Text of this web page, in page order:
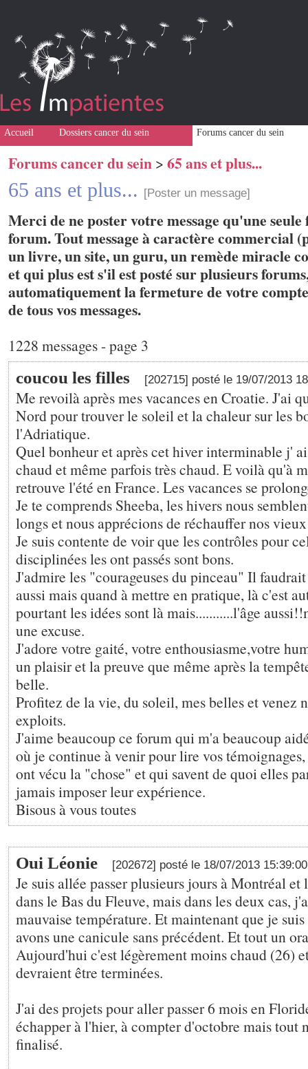
Accueil Dossiers cancer du sein Forums cancer du sein
Forums cancer du sein > 65 ans et plus...
65 ans et plus... [Poster un message]
Merci de ne poster votre message qu'une seule
forum. Tout message à caractère commercial
un livre, un site, un guru, un remède miracle
et qui plus est s'il est posté sur plusieurs
automatiquement la fermeture de votre
de tous vos messages.
1228 messages - page 3
coucou les filles [202715] posté le 19/07/2013
Me revoilà après mes vacances en Croatie. J'ai
Nord pour trouver le soleil et la chaleur sur les
l'Adriatique.
Quel bonheur et après cet hiver interminable j'
chaud et même parfois très chaud. E voilà qu'à
retrouve l'été en France. Les vacances se
Je te comprends Sheeba, les hivers nous
longs et nous apprécions de réchauffer nos vieux
Je suis contente de voir que les contrôles pour
disciplinées les ont passés sont bons.
J'admire les "courageuses du pinceau" Il
aussi mais quand à mettre en pratique, là c'est
pourtant les idées sont là mais...........l'âge
une excuse.
J'adore votre gaité, votre enthousiasme,votre
un plaisir et la preuve que même après la
belle.
Profitez de la vie, du soleil, mes belles et venez
exploits.
J'aime beaucoup ce forum qui m'a beaucoup
où je continue à venir pour lire vos
ont vécu la "chose" et qui savent de quoi elles
jamais imposer leur expérience.
Bisous à vous toutes
Oui Léonie [202672] posté le 18/07/2013
Je suis allée passer plusieurs jours à Montréal et
dans le Bas du Fleuve, mais dans les deux cas,
mauvaise température. Et maintenant que je
avons une canicule sans précédent. Et tout un
Aujourd'hui c'est légèrement moins chaud (26)
devraient être terminées.
J'ai des projets pour aller passer 6 mois en
échapper à l'hier, à compter d'octobre mais tout
finalisé.